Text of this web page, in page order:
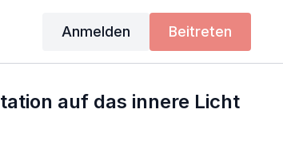
Anmelden Beitreten
auf das innere Licht